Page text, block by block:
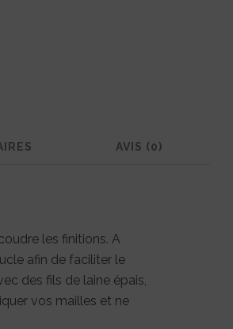
AVIS (0)
les finitions. A
afin de faciliter le
des fils de laine épais,
vos mailles et ne